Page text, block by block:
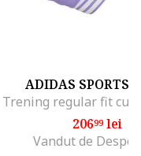
ADIDAS
20699lei
Vandut de